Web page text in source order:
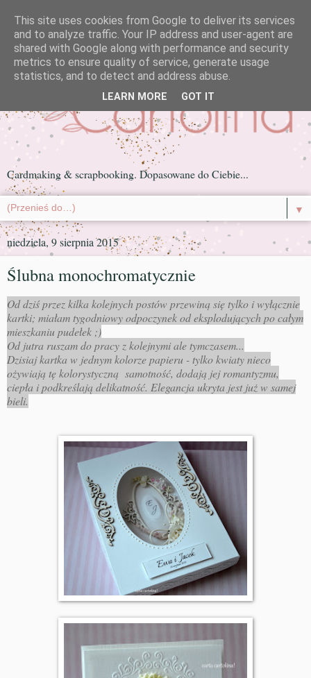
Cardmaking & scrapbooking. Dopasowane do Ciebie...
▼
niedziela, 9 sierpnia 2015
Ślubna monochromatycznie
Od dziś przez kilka kolejnych postów przewiną się tylko i wyłącznie
kartki; miałam tygodniowy odpoczynek od eksplodujących po całym
mieszkaniu pudełek ;)
Od jutra ruszam do pracy z kolejnymi ale tymczasem...
Dzisiaj kartka w jednym kolorze papieru - tylko kwiaty nieco
ożywiają tę kolorystyczną samotność, dodają jej romantyzmu,
ciepła i podkreślają delikatność. Elegancja ukryta jest już w samej
bieli.
This site uses cookies from Google to deliver its services
and to analyze traffic. Your IP address and user-agent are
shared with Google along with performance and security
metrics to ensure quality of service, generate usage
statistics, and to detect and address abuse.
LEARN MORE GOT IT